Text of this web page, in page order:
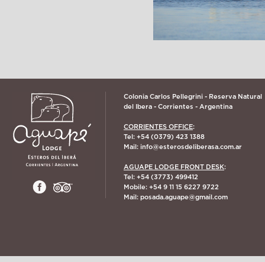
Colonia Carlos Pellegrini - Reserva Natural
del Ibera - Corrientes - Argentina
CORRIENTES OFFICE:
Tel: +54 (0379) 423 1388
Mail: info@esterosdeliberasa.com.ar
AGUAPE LODGE FRONT DESK:
Tel: +54 (3773) 499412
Mobile: +54 9 11 15 6227 9722
Mail: posada.aguape@gmail.com